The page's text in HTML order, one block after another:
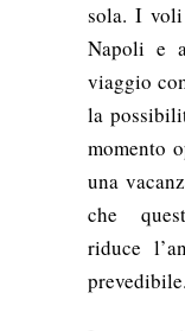
sola. I
Napoli e
viaggio
la
momento
una
che
riduce
prevedibile.